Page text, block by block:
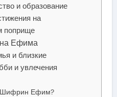
и образование
на
поприще
Ефима
и близкие
и увлечения
Шифрин Ефим?